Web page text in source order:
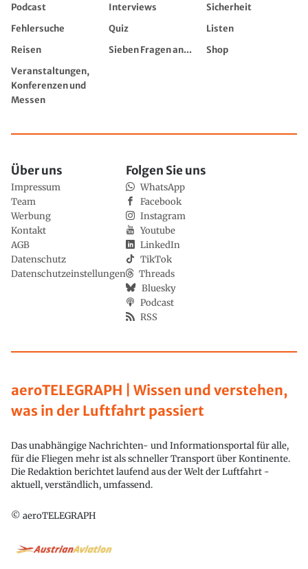
Podcast
Interviews
Sicherheit
Fehlersuche
Quiz
Listen
Reisen
Sieben Fragen an...
Shop
Veranstaltungen,
Konferenzen und
Messen
aeroTELEGRAPH | Wissen und verstehen,
was in der Luftfahrt passiert
Das unabhängige Nachrichten- und Informationsportal für alle,
für die Fliegen mehr ist als schneller Transport über Kontinente.
Die Redaktion berichtet laufend aus der Welt der Luftfahrt -
aktuell, verständlich, umfassend.
© aeroTELEGRAPH
Über uns
Impressum
Team
Werbung
Kontakt
AGB
Datenschutz
Datenschutzeinstellungen
Folgen Sie uns
WhatsApp
Facebook
Instagram
Youtube
LinkedIn
TikTok
Threads
Bluesky
Podcast
RSS